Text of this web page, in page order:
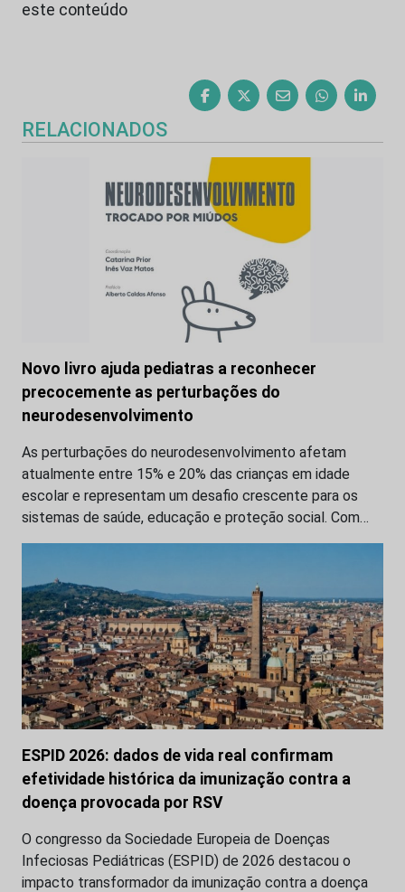
este conteúdo
RELACIONADOS
Novo livro ajuda pediatras a reconhecer
precocemente as perturbações do
neurodesenvolvimento
As perturbações do neurodesenvolvimento afetam
atualmente entre 15% e 20% das crianças em idade
escolar e representam um desafio crescente para os
sistemas de saúde, educação e proteção social. Com…
ESPID 2026: dados de vida real confirmam
efetividade histórica da imunização contra a
doença provocada por RSV
O congresso da Sociedade Europeia de Doenças
Infeciosas Pediátricas (ESPID) de 2026 destacou o
impacto transformador da imunização contra a doença